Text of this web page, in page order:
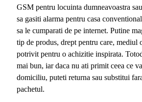
GSM pentru locuinta dumneavoastra
sa gasiti alarma pentru casa
sa le cumparati de pe internet. Putine
tip de produs, drept pentru care, mediul
potrivit pentru o achizitie inspirata.
mai bun, iar daca nu ati primit ceea ce
domiciliu, puteti returna sau substitui
pachetul.